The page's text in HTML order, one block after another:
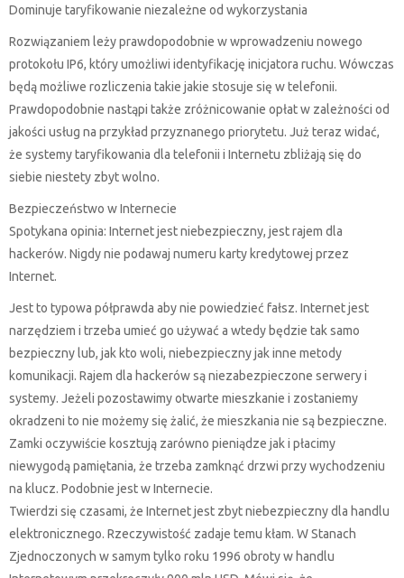
Dominuje taryfikowanie niezależne od wykorzystania
Rozwiązaniem leży prawdopodobnie w wprowadzeniu nowego
protokołu IP6, który umożliwi identyfikację inicjatora ruchu. Wówczas
będą możliwe rozliczenia takie jakie stosuje się w telefonii.
Prawdopodobnie nastąpi także zróżnicowanie opłat w zależności od
jakości usług na przykład przyznanego priorytetu. Już teraz widać,
że systemy taryfikowania dla telefonii i Internetu zbliżają się do
siebie niestety zbyt wolno.
Bezpieczeństwo w Internecie
Spotykana opinia: Internet jest niebezpieczny, jest rajem dla
hackerów. Nigdy nie podawaj numeru karty kredytowej przez
Internet.
Jest to typowa półprawda aby nie powiedzieć fałsz. Internet jest
narzędziem i trzeba umieć go używać a wtedy będzie tak samo
bezpieczny lub, jak kto woli, niebezpieczny jak inne metody
komunikacji. Rajem dla hackerów są niezabezpieczone serwery i
systemy. Jeżeli pozostawimy otwarte mieszkanie i zostaniemy
okradzeni to nie możemy się żalić, że mieszkania nie są bezpieczne.
Zamki oczywiście kosztują zarówno pieniądze jak i płacimy
niewygodą pamiętania, że trzeba zamknąć drzwi przy wychodzeniu
na klucz. Podobnie jest w Internecie.
Twierdzi się czasami, że Internet jest zbyt niebezpieczny dla handlu
elektronicznego. Rzeczywistość zadaje temu kłam. W Stanach
Zjednoczonych w samym tylko roku 1996 obroty w handlu